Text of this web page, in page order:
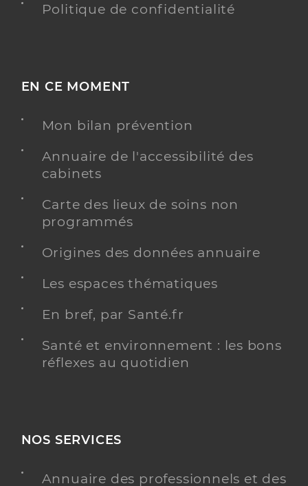
Politique de confidentialité
EN CE MOMENT
Mon bilan prévention
Annuaire de l'accessibilité des
cabinets
Carte des lieux de soins non
programmés
Origines des données annuaire
Les espaces thématiques
En bref, par Santé.fr
Santé et environnement : les bons
réflexes au quotidien
NOS SERVICES
Annuaire des professionnels et des